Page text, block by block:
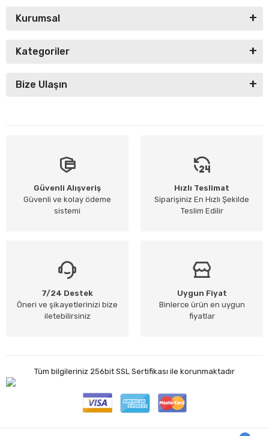
Kurumsal
Kategoriler
Bize Ulaşın
Güvenli Alışveriş
Güvenli ve kolay ödeme
sistemi
Hızlı Teslimat
Siparişiniz En Hızlı Şekilde
Teslim Edilir
7/24 Destek
Öneri ve şikayetlerinizi bize
iletebilirsiniz
Uygun Fiyat
Binlerce ürün en uygun
fiyatlar
Tüm bilgileriniz 256bit SSL Sertifikası ile korunmaktadır